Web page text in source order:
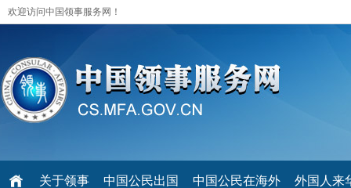
欢迎访问中国领事服务网！
关于领事 中国公民出国 中国公民在海外 外国人来